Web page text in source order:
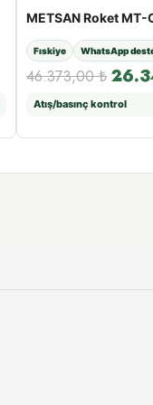
Fıskiye WhatsApp
46.373,00₺
Atış/basınç kontrol